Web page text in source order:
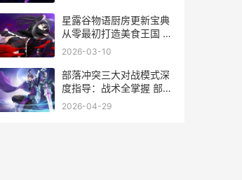
星露谷物语厨房更新宝典
从零最初打造美食王国 星
露谷物语厨房需要材料
2026-03-10
部落冲突三大对战模式深
度指导：战术全掌握 部落
冲突三部曲
2026-04-29